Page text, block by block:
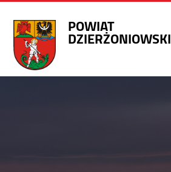
POWIAT
DZIERŻONIOWSKI